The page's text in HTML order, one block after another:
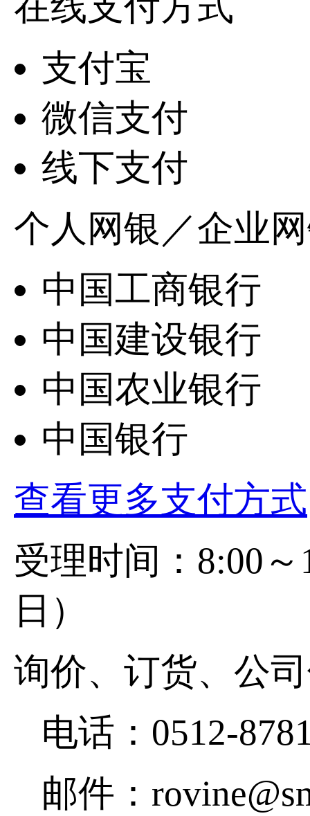
支付宝
微信支付
线下支付
个人网银／企业
中国工商银行
中国建设银行
中国农业银行
中国银行
查看更多支付方式
受理时间：8:00
日）
询价、订货、公
电话： 0512-
邮件：